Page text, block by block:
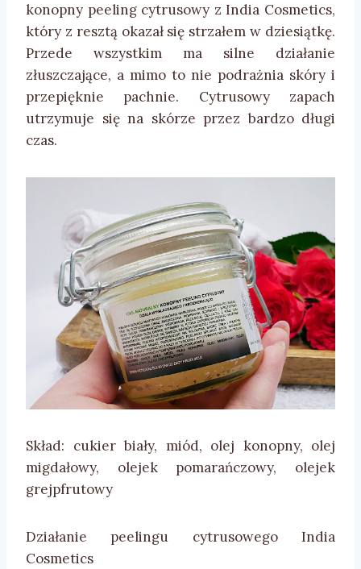
konopny peeling cytrusowy z India Cosmetics,
który z resztą okazał się strzałem w dziesiątkę.
Przede wszystkim ma silne działanie
złuszczające, a mimo to nie podrażnia skóry i
przepięknie pachnie. Cytrusowy zapach
utrzymuje się na skórze przez bardzo długi
czas.
Skład: cukier biały, miód, olej konopny, olej
migdałowy, olejek pomarańczowy, olejek
grejpfrutowy
Działanie peelingu cytrusowego India
Cosmetics